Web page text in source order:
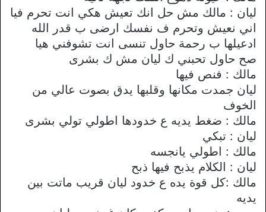
ليان : مالك مش حل انك تعيش هكي انت تحرم فيا
اني نعيش وتحرم ف نفسك ارضى ب قدر الله
ادعيلها ب رحمة حاول تنسى انت تشوفني هيا
صح حاول تحبني ك ليان مش ك بشرى
مالك : فنص فيها
ليان جمدت مكانها وقلبها يدق بصوت عالي من
الخوف
مالك : ضغط يديه ع خدودها اطولي تولي بشرى
ليان : تبكي
مالك : اطولي يانجسه
ليان : الكلام يذبح فيها ذبح
مالك :كل قوة يده ع خدود ليان قريب ماتت بين
يديه